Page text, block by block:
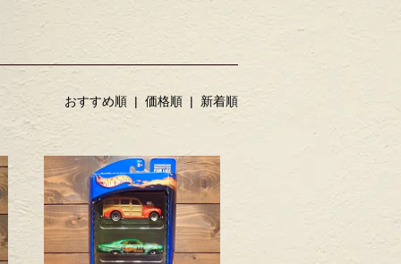
おすすめ順 | 価格順 | 新着順